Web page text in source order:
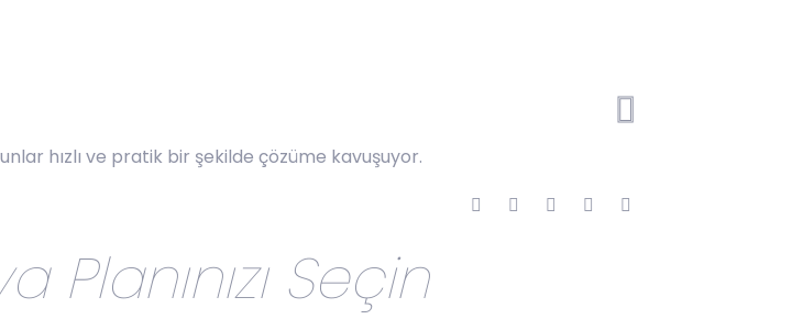
hızlı ve pratik bir şekilde çözüme kavuşuyor.
Planınızı Seçin